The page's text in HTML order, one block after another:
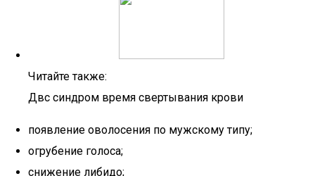
Читайте также:
Двс синдром время свертывания крови
появление оволосения по мужскому типу;
огрубение голоса;
снижение либидо;